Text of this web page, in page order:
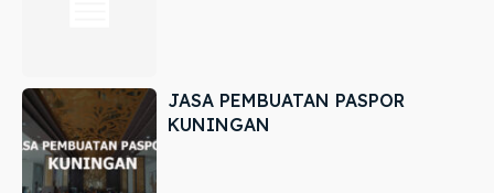
JASA PEMBUATAN PASPOR
KUNINGAN